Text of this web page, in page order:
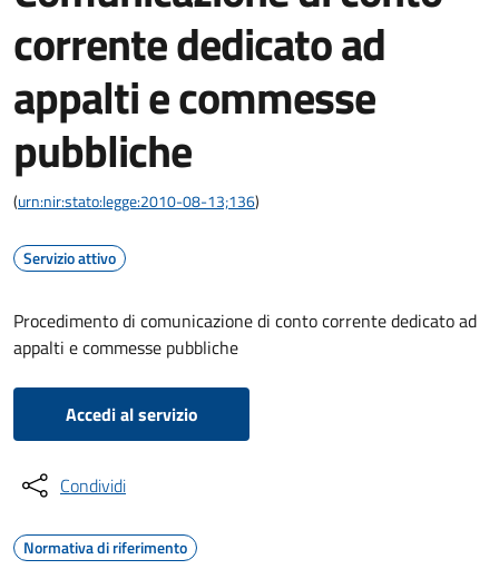
corrente dedicato ad
appalti e commesse
pubbliche
(urn:nir:stato:legge:2010-08-13;136)
Servizio attivo
Procedimento di comunicazione di conto corrente dedicato ad
appalti e commesse pubbliche
Accedi al servizio
Condividi
Normativa di riferimento